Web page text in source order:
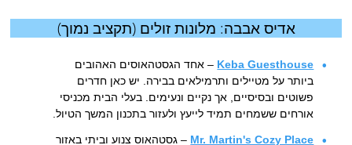
אדיס אבבה: מלונות זולים (תקציב נמוך)
Keba Guesthouse – אחד הגסטהאוסים האהובים
ביותר על מטיילים ותרמילאים בבירה. יש כאן חדרים
פשוטים ובסיסיים, אך נקיים ונעימים. בעלי הבית מכניסי
אורחים ששמחים תמיד לייעץ ולעזור בתכנון המשך הטיול.
Mr. Martin's Cozy Place – גסטהאוס צנוע וביתי באזור